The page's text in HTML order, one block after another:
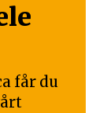
får du